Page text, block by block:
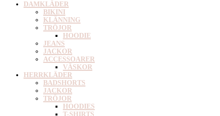
DAMKLÄDER
BIKINI
KLÄNNING
TRÖJOR
HOODIE
JEANS
JACKOR
ACCESSOARER
VÄSKOR
HERRKLÄDER
BADSHORTS
JACKOR
TRÖJOR
HOODIES
T-SHIRTS